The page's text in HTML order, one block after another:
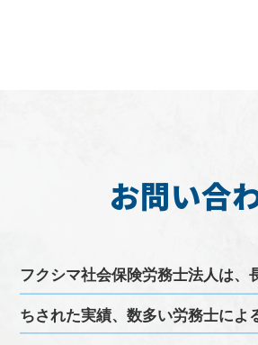
お問い合
フクシマ社会保険労務士法人は、
ちされた実績、数多い労務士によ